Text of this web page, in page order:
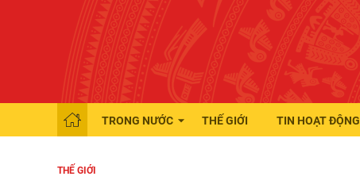
TRONG NƯỚC THẾ GIỚI TIN HOẠT ĐỘNG
THẾ GIỚI